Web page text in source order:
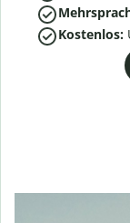
Kostenlos: